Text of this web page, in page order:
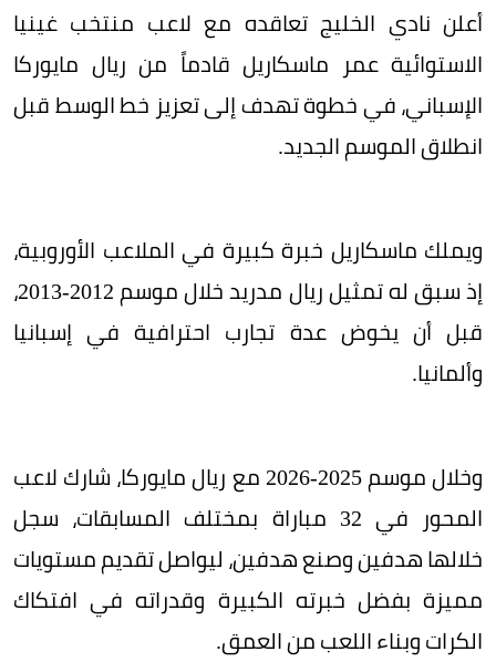
أعلن نادي الخليج تعاقده مع لاعب منتخب غينيا
الاستوائية عمر ماسكاريل قادماً من ريال مايوركا
الإسباني، في خطوة تهدف إلى تعزيز خط الوسط قبل
انطلاق الموسم الجديد.
ويملك ماسكاريل خبرة كبيرة في الملاعب الأوروبية،
إذ سبق له تمثيل ريال مدريد خلال موسم 2012-2013،
قبل أن يخوض عدة تجارب احترافية في إسبانيا
وألمانيا.
وخلال موسم 2025-2026 مع ريال مايوركا، شارك لاعب
المحور في 32 مباراة بمختلف المسابقات، سجل
خلالها هدفين وصنع هدفين، ليواصل تقديم مستويات
مميزة بفضل خبرته الكبيرة وقدراته في افتكاك
الكرات وبناء اللعب من العمق.